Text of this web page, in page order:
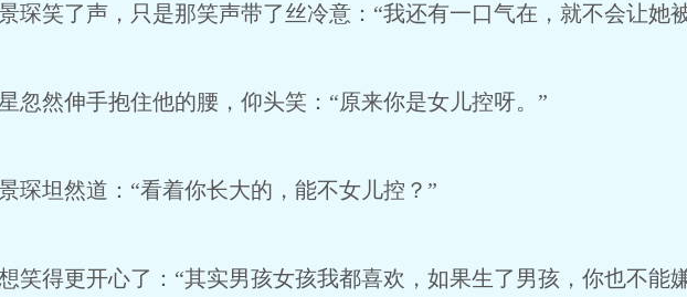
笑了声，只是那笑声带了丝冷意：“我还有一口气在，就不会让她
然伸手抱住他的腰，仰头笑：“原来你是女儿控呀。”
坦然道：“看着你长大的，能不女儿控？”
得更开心了：“其实男孩女孩我都喜欢，如果生了男孩，你也不能